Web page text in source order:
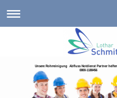
Unsere Rohrreinigung Abfluss Notdienst Partner
0800-1188456